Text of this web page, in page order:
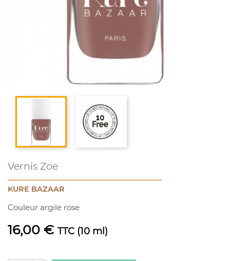
Vernis Zoe
KURE BAZAAR
Couleur argile rose
16,00 € TTC (10 ml)